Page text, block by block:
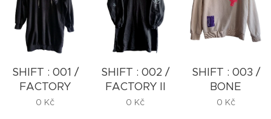
SHIFT : 001 /
FACTORY
0 Kč
SHIFT : 002 /
FACTORY II
0 Kč
SHIFT : 003 /
BONE
0 Kč